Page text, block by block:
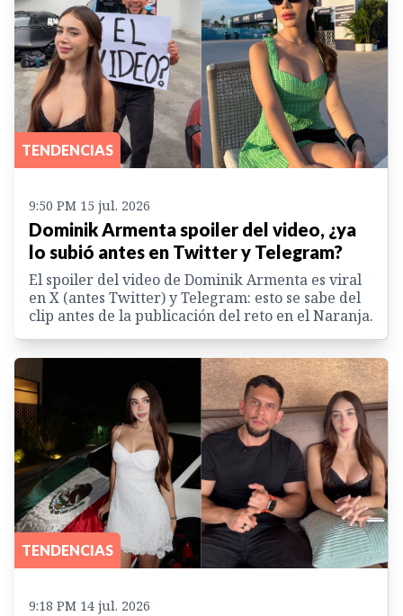
TENDENCIAS
9:50 PM 15 jul. 2026
Dominik Armenta spoiler del video, ¿ya
lo subió antes en Twitter y Telegram?
El spoiler del video de Dominik Armenta es viral
en X (antes Twitter) y Telegram: esto se sabe del
clip antes de la publicación del reto en el Naranja.
TENDENCIAS
9:18 PM 14 jul. 2026